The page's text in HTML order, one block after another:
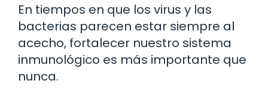
En tiempos en que los virus y las
bacterias parecen estar siempre al
acecho, fortalecer nuestro sistema
inmunológico es más importante que
nunca.